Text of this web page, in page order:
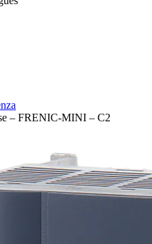
– FRENIC-MINI – C2